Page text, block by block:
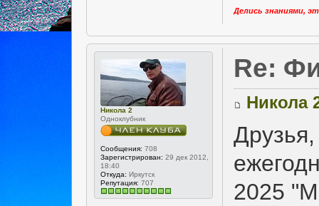
Делись знаниями,
Никола 2
Одноклубник
Сообщения: 708
Зарегистрирован: 29 дек 2012,
18:40
Откуда: Иркутск
Репутация: 707
Re:
Никола
2025